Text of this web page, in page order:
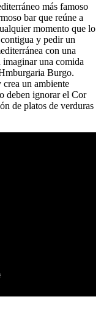
más famoso
bar que reúne a
momento que lo
y pedir un
con una
una comida
Burgo.
crea un ambiente
deben ignorar el Cor
de platos de verduras